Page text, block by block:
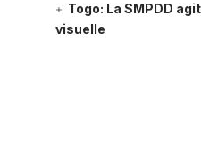
Togo: La SMPDD
visuelle